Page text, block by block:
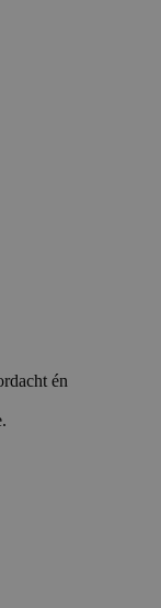
én